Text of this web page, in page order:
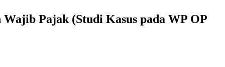
Pajak (Studi Kasus pada WP OP